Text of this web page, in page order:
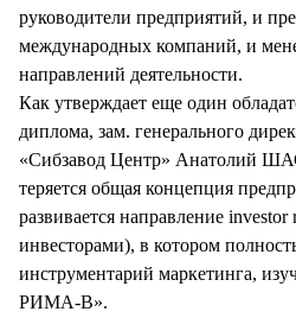
руководители предприятий, и
международных компаний, и
направлений деятельности.
Как утверждает еще один
диплома, зам. генерального
«Сибзавод Центр» Анатолий
теряется общая концепция
развивается направление
инвесторами), в котором
инструментарий маркетинга,
РИМА-В».